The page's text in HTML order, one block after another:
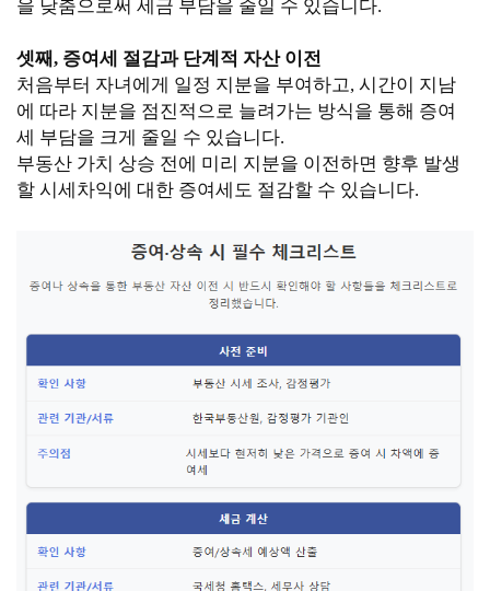
을 낮춤으로써 세금 부담을 줄일 수 있습니다.
셋째, 증여세 절감과 단계적 자산 이전
처음부터 자녀에게 일정 지분을 부여하고, 시간이 지남
에 따라 지분을 점진적으로 늘려가는 방식을 통해 증여
세 부담을 크게 줄일 수 있습니다.
부동산 가치 상승 전에 미리 지분을 이전하면 향후 발생
할 시세차익에 대한 증여세도 절감할 수 있습니다.